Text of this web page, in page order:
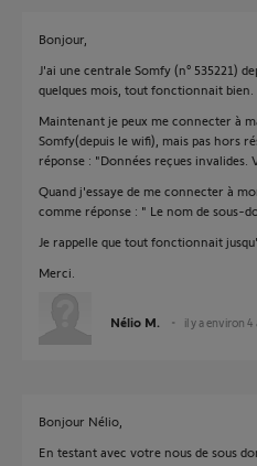
Bonjour,
J'ai une centrale Somfy (n° 535221)
quelques mois, tout fonctionnait bien.
Maintenant je peux me connecter à
Somfy(depuis le wifi), mais pas hors
réponse : "Données reçues invalides.
Quand j'essaye de me connecter à
comme réponse : " Le nom de sous-
Je rappelle que tout fonctionnait
Merci.
Nélio M. il y a environ 4
Bonjour Nélio,
En testant avec votre nous de sous